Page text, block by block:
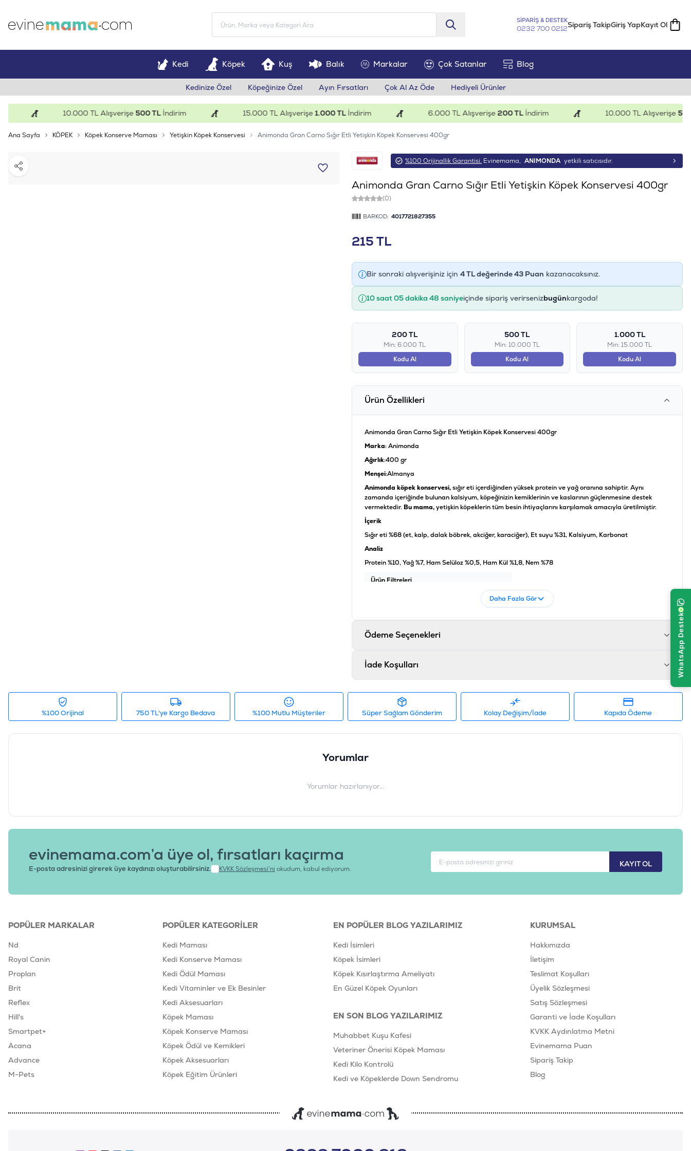
SİPARİŞ & DESTEK
0232 700 0212Sipariş TakipGiriş YapKayıt Ol
Kedi Köpek Kuş Balık Markalar Çok Satanlar Blog
Kedinize Özel Köpeğinize Özel Ayın Fırsatları Çok Al Az Öde Hediyeli Ürünler
10.000 TL Alışverişe500 TLİndirim 15.000 TL Alışverişe1.000 TLİndirim 6.000 TL Alışverişe200 TLİndirim 10.000 TL Alışverişe500 TL
Ana Sayfa KÖPEK Köpek Konserve Maması Yetişkin Köpek Konservesi Animonda Gran Carno Sığır Etli Yetişkin Köpek Konservesi 400gr
Paylaş
%100 Orijinallik Garantisi. Evinemama, ANIMONDA yetkili satıcısıdır.
Animonda Gran Carno Sığır Etli Yetişkin Köpek Konservesi 400gr
(0)
BARKOD: 4017721827355
215TL
Bir sonraki alışverişiniz için 4TL değerinde43Puan kazanacaksınız.
10 saat 05 dakika 47 saniyeiçinde sipariş verirsenizbugünkargoda!
200 TL
Min: 6.000 TL
Kodu Al
500 TL
Min: 10.000 TL
Kodu Al
1.000 TL
Min: 15.000 TL
Kodu Al
Ürün Özellikleri
Animonda Gran Carno Sığır Etli Yetişkin Köpek Konservesi 400gr
Marka: Animonda
Ağırlık:400 gr
Menşei:Almanya
Animonda köpek konservesi,sığır eti içerdiğinden yüksek protein ve yağ oranına sahiptir. Aynı
zamanda içeriğinde bulunan kalsiyum, köpeğinizin kemiklerinin ve kaslarının güçlenmesine destek
vermektedir. Bu mama,yetişkin köpeklerin tüm besin ihtiyaçlarını karşılamak amacıyla üretilmiştir.
İçerik
Sığır eti %68 (et, kalp, dalak böbrek, akciğer, karaciğer), Et suyu %31, Kalsiyum, Karbonat
Analiz
Protein %10, Yağ %7, Ham Selüloz %0,5, Ham Kül %1,8, Nem %78
Ürün Filtreleri
4017721827355
#animonda yaş mama
Daha Fazla Gör
Ödeme Seçenekleri
İade Koşulları
%100 Orijinal 750 TL'ye Kargo Bedava %100 Mutlu Müşteriler Süper Sağlam Gönderim Kolay Değişim/İade Kapıda Ödeme
Yorumlar
Yorumlar hazırlanıyor...
KAYIT OL
evinemama.com’a üye ol, fırsatları kaçırma
E-posta adresinizi girerek üye kaydınızı oluşturabilirsiniz. KVKK Sözleşmesi'ni okudum, kabul ediyorum.
POPÜLER MARKALAR
Nd
Royal Canin
Proplan
Brit
Reflex
Hill's
Smartpet+
Acana
Advance
M-Pets
POPÜLER KATEGORILER
Kedi Maması
Kedi Konserve Maması
Kedi Ödül Maması
Kedi Vitaminler ve Ek Besinler
Kedi Aksesuarları
Köpek Maması
Köpek Konserve Maması
Köpek Ödül ve Kemikleri
Köpek Aksesuarları
Köpek Eğitim Ürünleri
EN POPÜLER BLOG YAZILARIMIZ
Kedi İsimleri
Köpek İsimleri
Köpek Kısırlaştırma Ameliyatı
En Güzel Köpek Oyunları
EN SON BLOG YAZILARIMIZ
Muhabbet Kuşu Kafesi
Veteriner Önerisi Köpek Maması
Kedi Kilo Kontrolü
Kedi ve Köpeklerde Down Sendromu
KURUMSAL
Hakkımızda
İletişim
Teslimat Koşulları
Üyelik Sözleşmesi
Satış Sözleşmesi
Garanti ve İade Koşulları
KVKK Aydınlatma Metni
Evinemama Puan
Sipariş Takip
Blog